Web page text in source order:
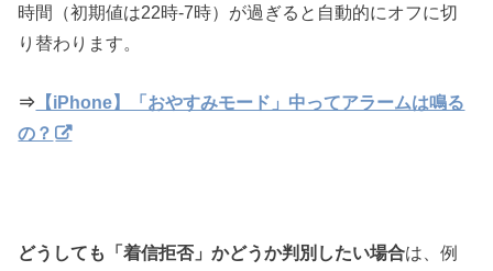
時間（初期値は22時-7時）が過ぎると自動的にオフに切
り替わります。
⇒ 【iPhone】「おやすみモード」中ってアラームは鳴る
の？
どうしても「着信拒否」かどうか判別したい場合は、例